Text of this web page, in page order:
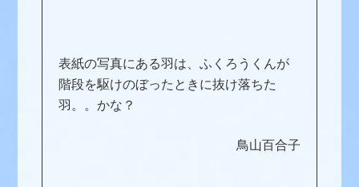
表紙の写真にある羽は、ふくろうくんが
階段を駆けのぼったときに抜け落ちた
羽。。かな？
鳥山百合子